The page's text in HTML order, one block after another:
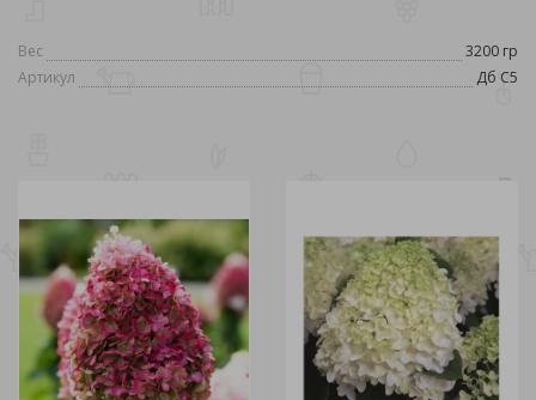
Вес
3200 гр
Артикул
Дб С5